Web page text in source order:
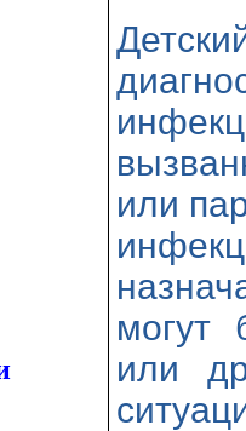
или
могут
или